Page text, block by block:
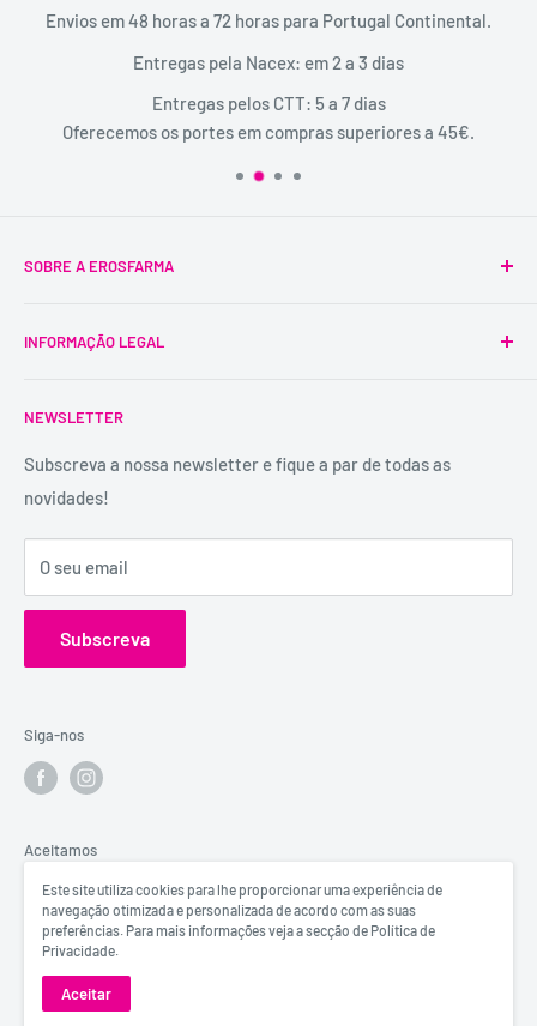
Envios em 48 horas a 72 horas para Portugal Continental.
Entregas pela Nacex: em 2 a 3 dias
Entregas pelos CTT: 5 a 7 dias
Oferecemos os portes em compras superiores a 45€.
SOBRE A EROSFARMA
Portugal, pioneira na venda de produtos íntimos para
É uma marca registada, tem mais de 29 anos de
aconselhamento e atendimento personalizados e
Visita o Blog de Sexo e Amor da Erosfarma.
INFORMAÇÃO LEGAL
Trocas e Devoluções
Política de Privacidade
Contactos
Catálogos
NEWSLETTER
Subscreva a nossa newsletter e fique a par de todas as
novidades!
O seu email
Subscreva
© Erosfarma
Powered byBeeSearch & DigitalFullBox
Siga-nos
Aceitamos
Este site utiliza cookies para lhe proporcionar uma experiência de
navegação otimizada e personalizada de acordo com as suas
preferências. Para mais informações veja a secção de Política de
Privacidade.
Aceitar